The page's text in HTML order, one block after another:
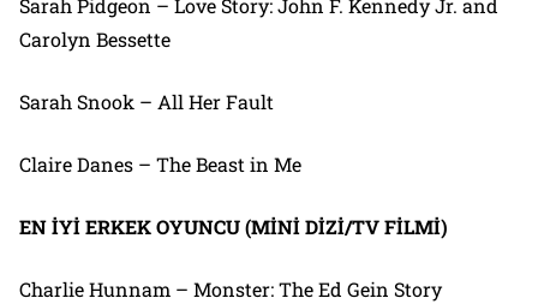
Sarah Pidgeon – Love Story: John F. Kennedy Jr. and
Carolyn Bessette
Sarah Snook – All Her Fault
Claire Danes – The Beast in Me
EN İYİ ERKEK OYUNCU (MİNİ DİZİ/TV FİLMİ)
Charlie Hunnam – Monster: The Ed Gein Story